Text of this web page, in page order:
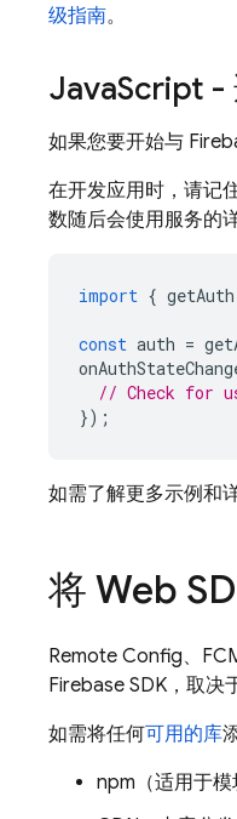
级指南。
JavaScript -
如果您要开始与
在开发应用时，请记
数随后会使用服务的
import { getAuth
const auth =
// Check for
});
如需了解更多示例和
将 Web
Remote Config、
Firebase SDK，取决
如需将任何可用的库
npm（适用于模